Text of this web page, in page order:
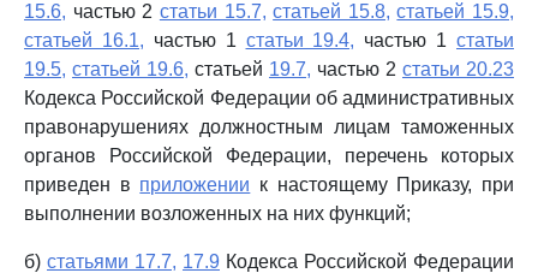
15.6, частью 2 статьи 15.7, статьей 15.8, статьей 15.9,
статьей 16.1, частью 1 статьи 19.4, частью 1 статьи
19.5, статьей 19.6, статьей 19.7, частью 2 статьи 20.23
Кодекса Российской Федерации об административных
правонарушениях должностным лицам таможенных
органов Российской Федерации, перечень которых
приведен в приложении к настоящему Приказу, при
выполнении возложенных на них функций;
б) статьями 17.7, 17.9 Кодекса Российской Федерации